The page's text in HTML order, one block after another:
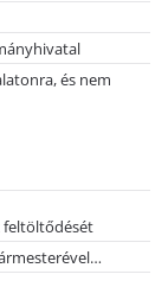
és nem
feltöltődését